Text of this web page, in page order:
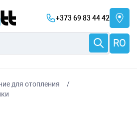
+373 69 83 44 42
RO
для отопления